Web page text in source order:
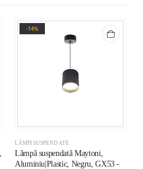
-14%
LĂMPI SUSPENDATE
Lămpă suspendată Maytoni,
Aluminiu|Plastic, Negru, GX53 -